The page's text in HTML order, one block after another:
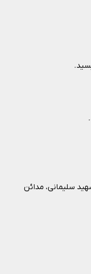
شهید سلیمانی، مدائن